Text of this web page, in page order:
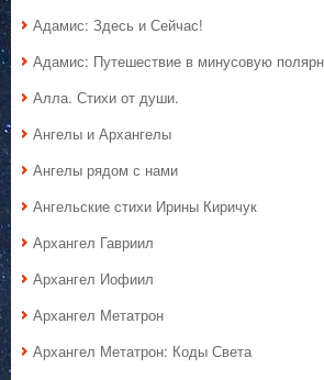
Адамис: Здесь и Сейчас!
Адамис: Путешествие в минусовую
Алла. Стихи от души.
Ангелы и Архангелы
Ангелы рядом с нами
Ангельские стихи Ирины Киричук
Архангел Гавриил
Архангел Иофиил
Архангел Метатрон
Архангел Метатрон: Коды Света